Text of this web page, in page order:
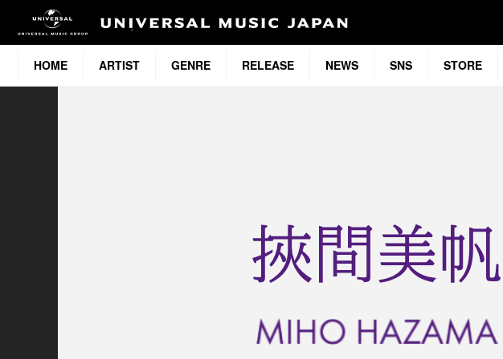
HOME ARTIST GENRE RELEASE NEWS SNS STORE